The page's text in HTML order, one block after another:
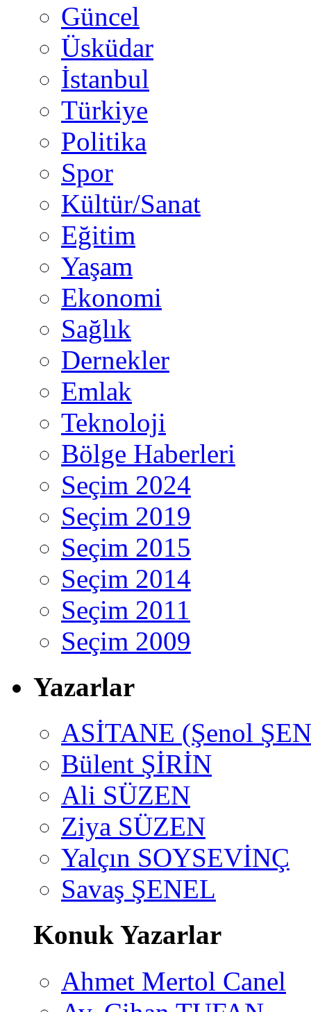
Güncel
Üsküdar
İstanbul
Türkiye
Politika
Spor
Kültür/Sanat
Eğitim
Yaşam
Ekonomi
Sağlık
Dernekler
Emlak
Teknoloji
Bölge Haberleri
Seçim 2024
Seçim 2019
Seçim 2015
Seçim 2014
Seçim 2011
Seçim 2009
Yazarlar
ASİTANE (Şenol
Bülent ŞİRİN
Ali SÜZEN
Ziya SÜZEN
Yalçın SOYSEVİNÇ
Savaş ŞENEL
Konuk Yazarlar
Ahmet Mertol Canel